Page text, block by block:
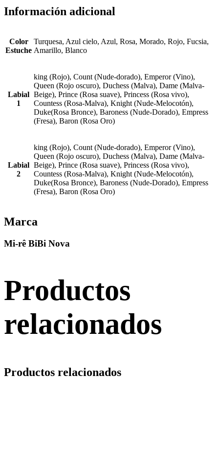
Información adicional
Color
Estuche
Turquesa, Azul cielo, Azul, Rosa, Morado, Rojo, Fucsia,
Amarillo, Blanco
Labial
1
king (Rojo), Count (Nude-dorado), Emperor (Vino),
Queen (Rojo oscuro), Duchess (Malva), Dame (Malva-
Beige), Prince (Rosa suave), Princess (Rosa vivo),
Countess (Rosa-Malva), Knight (Nude-Melocotón),
Duke(Rosa Bronce), Baroness (Nude-Dorado), Empress
(Fresa), Baron (Rosa Oro)
Labial
2
king (Rojo), Count (Nude-dorado), Emperor (Vino),
Queen (Rojo oscuro), Duchess (Malva), Dame (Malva-
Beige), Prince (Rosa suave), Princess (Rosa vivo),
Countess (Rosa-Malva), Knight (Nude-Melocotón),
Duke(Rosa Bronce), Baroness (Nude-Dorado), Empress
(Fresa), Baron (Rosa Oro)
Marca
Mi-rê BiBi Nova
Productos
relacionados
Productos relacionados